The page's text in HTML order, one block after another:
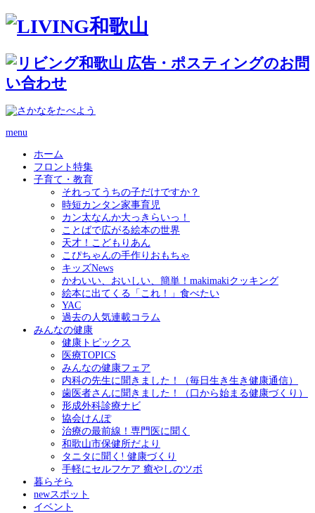
menu
ホーム
フロント特集
子育て・教育
それってうちの子だけですか？
時短カンタン家事育児
カン太なんか大っきらいっ！
ことばで広がる絵本の世界
天才！こどもりあん
こぴちゃんの手作りおもちゃ
キッズNews
かわいい、おいしい、簡単！makimakiクッキング
絵本に出てくる「これ！」食べたい
YAC
過去の人気連載コラム
みんなの健康
健康トピックス
医療TOPICS
みんなの健康フェア
内科の先生に聞きました！（毎日生き生き健康通信）
歯医者さんに聞きました！（口から始まる健康づくり）
形成外科診療ナビ
協会けんぽ
治療の最前線！専門医に聞く
和歌山市保健所だより
タニタに聞く! 健康づくり
手軽にセルフケア 癒やしのツボ
暮らそら
newスポット
イベント